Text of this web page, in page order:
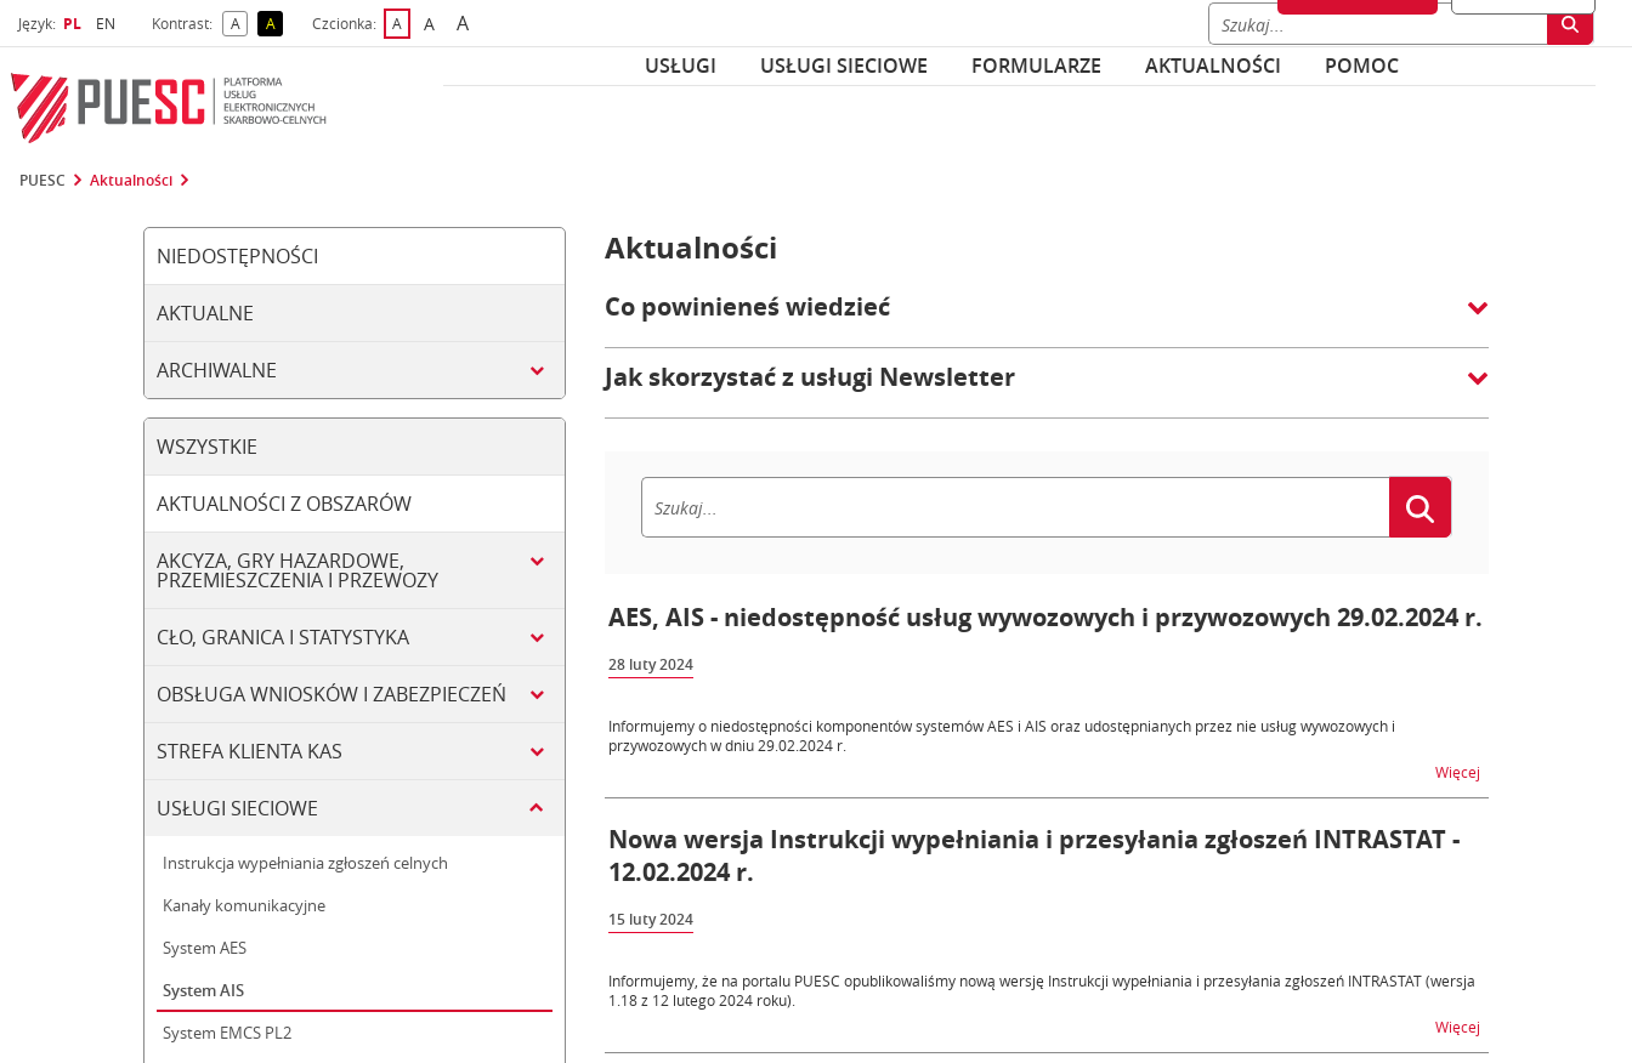
Język: Wybrany język
PL Wybierz język
EN Kontrast: Akontrast domyślny
Akontrast żółty tekst na czarnym tle
Czcionka: Adomyślna czcionka
Awiększa czcionka
Anajwiększa czcionka
USŁUGI
USŁUGI SIECIOWE FORMULARZE AKTUALNOŚCI POMOC
PUESC Aktualności
NIEDOSTĘPNOŚCI
AKTUALNE
ARCHIWALNE
WSZYSTKIE
AKTUALNOŚCI Z OBSZARÓW
AKCYZA, GRY HAZARDOWE,
PRZEMIESZCZENIA I PRZEWOZY
CŁO, GRANICA I STATYSTYKA
OBSŁUGA WNIOSKÓW I ZABEZPIECZEŃ
STREFA KLIENTA KAS
USŁUGI SIECIOWE
Instrukcja wypełniania zgłoszeń celnych
Kanały komunikacyjne
System AES
System AIS
System EMCS PL2
Aktualności
Co powinieneś wiedzieć
Jak skorzystać z usługi Newsletter
AES, AIS - niedostępność usług wywozowych i przywozowych 29.02.2024 r.
28 luty 2024
Informujemy o niedostępności komponentów systemów AES i AIS oraz udostępnianych przez nie usług wywozowych i
przywozowych w dniu 29.02.2024 r.
Więcej
Nowa wersja Instrukcji wypełniania i przesyłania zgłoszeń INTRASTAT -
12.02.2024 r.
15 luty 2024
Informujemy, że na portalu PUESC opublikowaliśmy nową wersję Instrukcji wypełniania i przesyłania zgłoszeń INTRASTAT (wersja
1.18 z 12 lutego 2024 roku).
Więcej